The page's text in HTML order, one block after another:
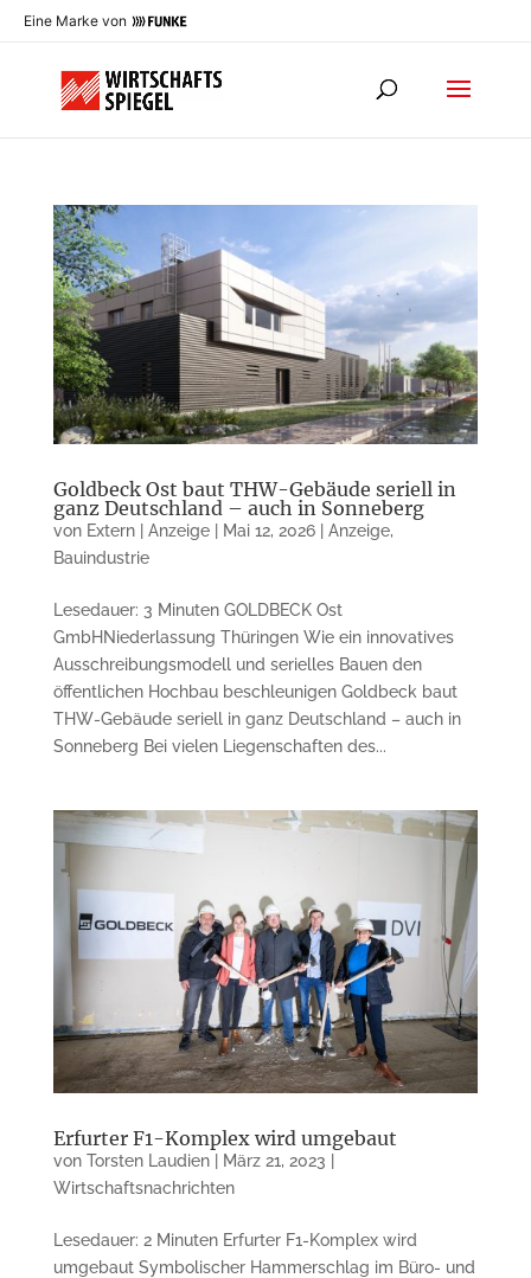
Eine Marke von
Goldbeck Ost baut THW-Gebäude seriell in
ganz Deutschland – auch in Sonneberg
von Extern | Anzeige| Mai 12, 2026| Anzeige,
Bauindustrie
Lesedauer: 3 Minuten GOLDBECK Ost
GmbHNiederlassung Thüringen Wie ein innovatives
Ausschreibungsmodell und serielles Bauen den
öffentlichen Hochbau beschleunigen Goldbeck baut
THW-Gebäude seriell in ganz Deutschland – auch in
Sonneberg Bei vielen Liegenschaften des...
Erfurter F1-Komplex wird umgebaut
von Torsten Laudien| März 21, 2023 |
Wirtschaftsnachrichten
Lesedauer: 2 Minuten Erfurter F1-Komplex wird
umgebaut Symbolischer Hammerschlag im Büro- und